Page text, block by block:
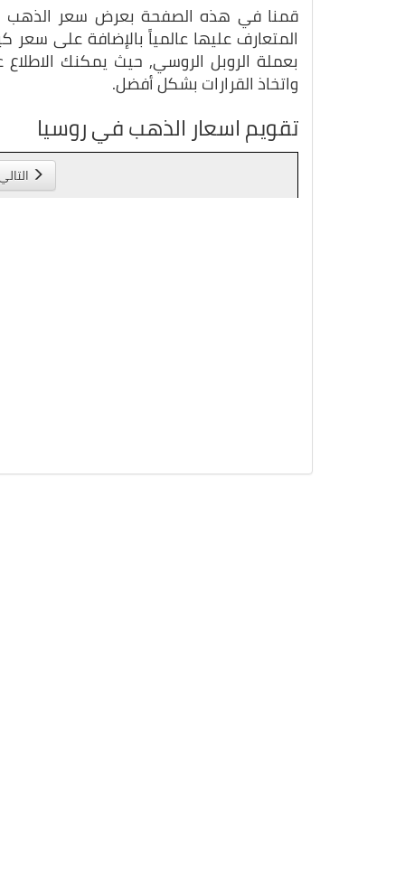
قمنا في هذه الصفحة بعرض سعر الذهب بتاريخ 26-
المتعارف عليها عالمياً بالإضافة على
بعملة الروبل الروسي, حيث يمكنك
واتخاذ القرارات بشكل أفضل.
تقويم اسعار الذهب في روسيا